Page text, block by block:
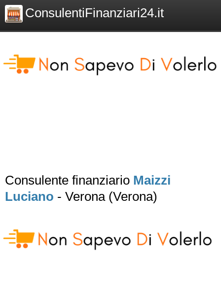
ConsulentiFinanziari24.it
Consulente finanziario Maizzi
Luciano - Verona (Verona)